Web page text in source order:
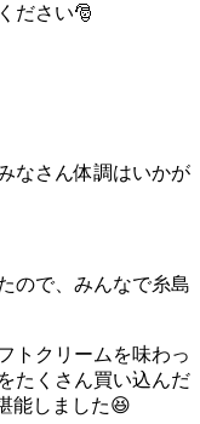
ださい🎅
なさん体調はいかが
ので、みんなで糸島
トクリームを味わっ
たくさん買い込んだ
能しました😆